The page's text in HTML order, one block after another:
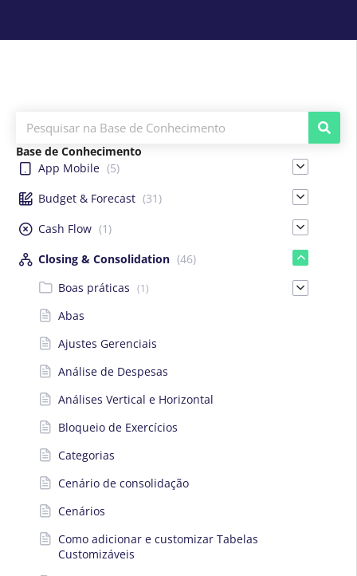
Base de Conhecimento
App Mobile (5)
Budget & Forecast (31)
Cash Flow (1)
Closing & Consolidation (46)
Boas práticas (1)
Abas
Ajustes Gerenciais
Análise de Despesas
Análises Vertical e Horizontal
Bloqueio de Exercícios
Categorias
Cenário de consolidação
Cenários
Como adicionar e customizar Tabelas
Customizáveis